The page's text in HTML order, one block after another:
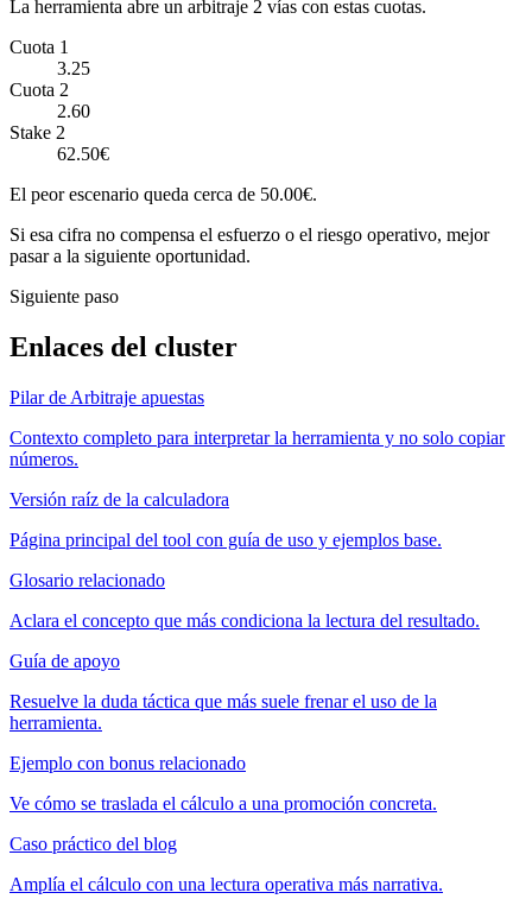
La herramienta abre un arbitraje 2 vías con estas cuotas.
Cuota 1
3.25
Cuota 2
2.60
Stake 2
62.50€
El peor escenario queda cerca de 50.00€.
Si esa cifra no compensa el esfuerzo o el riesgo operativo, mejor
pasar a la siguiente oportunidad.
Siguiente paso
Enlaces del cluster
Pilar de Arbitraje apuestas
Contexto completo para interpretar la herramienta y no solo copiar
números.
Versión raíz de la calculadora
Página principal del tool con guía de uso y ejemplos base.
Glosario relacionado
Aclara el concepto que más condiciona la lectura del resultado.
Guía de apoyo
Resuelve la duda táctica que más suele frenar el uso de la
herramienta.
Ejemplo con bonus relacionado
Ve cómo se traslada el cálculo a una promoción concreta.
Caso práctico del blog
Amplía el cálculo con una lectura operativa más narrativa.